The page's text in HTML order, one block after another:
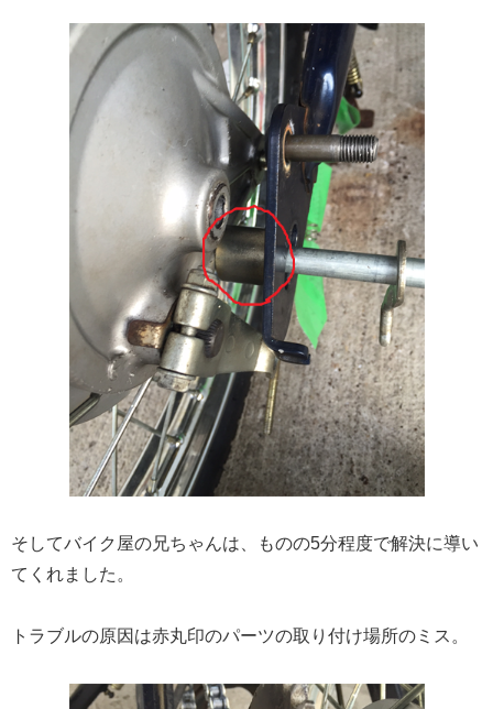
そしてバイク屋の兄ちゃんは、ものの5分程度で解決に導い
てくれました。
トラブルの原因は赤丸印のパーツの取り付け場所のミス。